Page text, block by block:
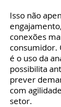
Isso não
conexões
consumidor.
é o uso da
possibilita
prever
com
setor.